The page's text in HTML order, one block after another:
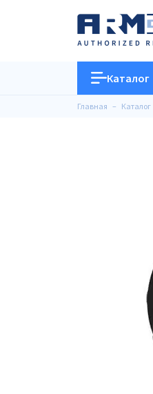
Каталог
Главная Каталог